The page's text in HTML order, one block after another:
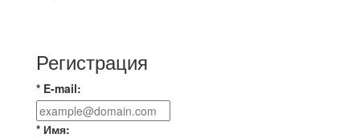
Регистрация
* E-mail:
* Имя: